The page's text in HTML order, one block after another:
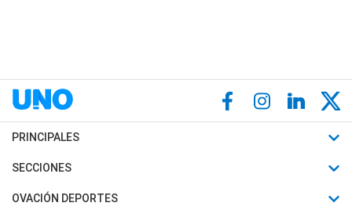
PRINCIPALES
Últimas Noticias
Política
SECCIONES
Horóscopo
OVACIÓN DEPORTES